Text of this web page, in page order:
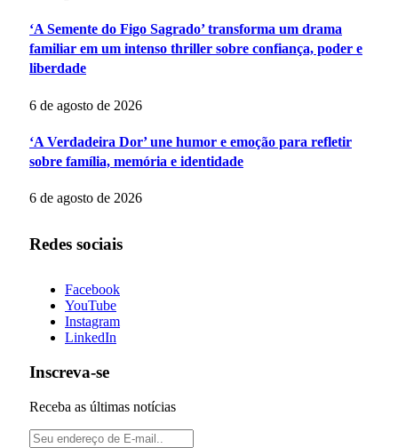
‘A Semente do Figo Sagrado’ transforma um drama
familiar em um intenso thriller sobre confiança, poder e
liberdade
6 de agosto de 2026
‘A Verdadeira Dor’ une humor e emoção para refletir
sobre família, memória e identidade
6 de agosto de 2026
Redes sociais
Facebook
YouTube
Instagram
LinkedIn
Inscreva-se
Receba as últimas notícias